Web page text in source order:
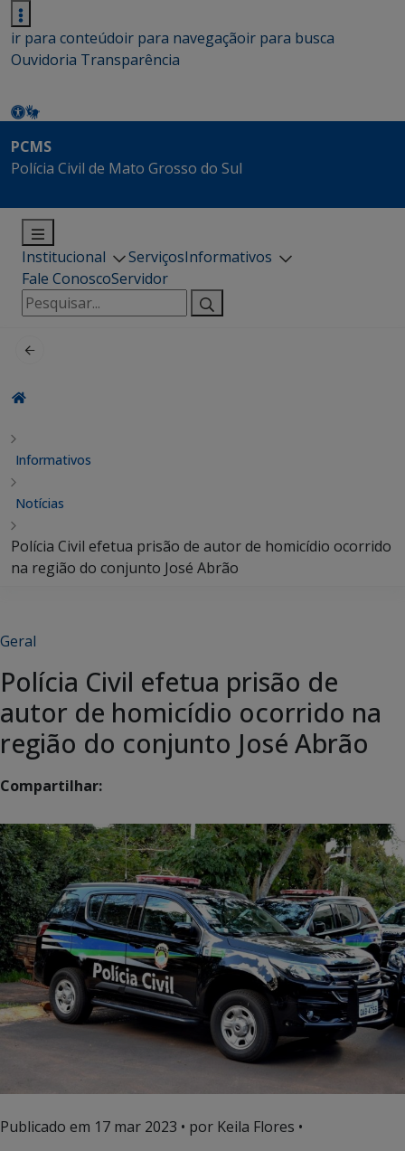
ir para conteúdoir para navegaçãoir para busca
Ouvidoria Transparência
PCMS
Polícia Civil de Mato Grosso do Sul
Institucional ServiçosInformativos
Fale ConoscoServidor
Pesquisar
por:
Informativos
Notícias
Polícia Civil efetua prisão de autor de homicídio ocorrido
na região do conjunto José Abrão
Geral
Polícia Civil efetua prisão de
autor de homicídio ocorrido na
região do conjunto José Abrão
Compartilhar:
Publicado em 17 mar 2023 • por Keila Flores •